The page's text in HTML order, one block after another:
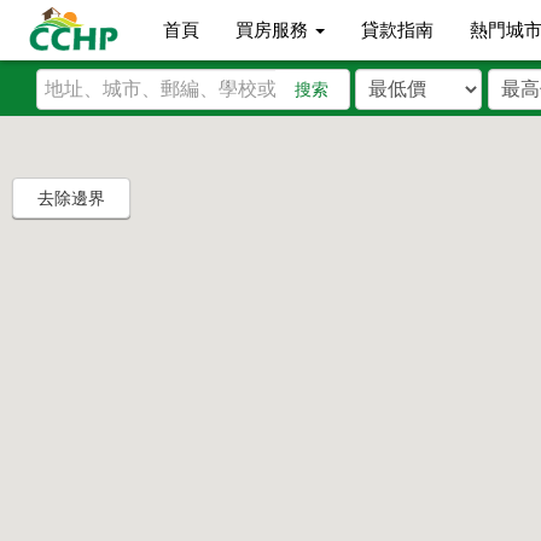
首頁 買房服務 貸款指南 熱門城
搜索
去除邊界